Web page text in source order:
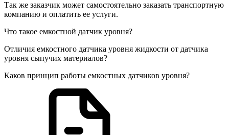
Так же заказчик может самостоятельно заказать транспортную
компанию и оплатить ее услуги.
Что такое емкостной датчик уровня?
Отличия емкостного датчика уровня жидкости от датчика
уровня сыпучих материалов?
Каков принцип работы емкостных датчиков уровня?